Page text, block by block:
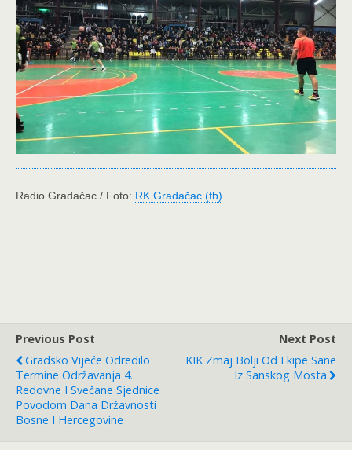
Radio Gradačac / Foto: RK Gradačac (fb)
Previous Post
Gradsko Vijeće Odredilo
Termine Održavanja 4.
Redovne I Svečane Sjednice
Povodom Dana Državnosti
Bosne I Hercegovine
Next Post
KIK Zmaj Bolji Od Ekipe Sane
Iz Sanskog Mosta